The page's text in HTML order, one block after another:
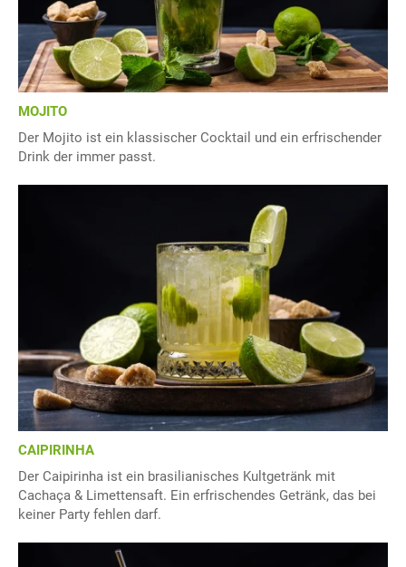
MOJITO
Der Mojito ist ein klassischer Cocktail und ein erfrischender
Drink der immer passt.
CAIPIRINHA
Der Caipirinha ist ein brasilianisches Kultgetränk mit
Cachaça & Limettensaft. Ein erfrischendes Getränk, das bei
keiner Party fehlen darf.